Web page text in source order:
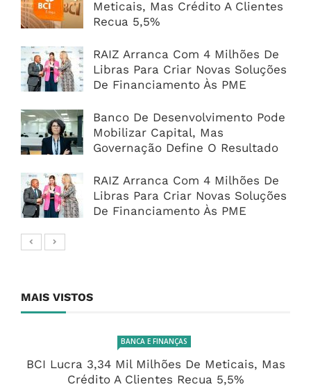
Meticais, Mas Crédito A Clientes
Recua 5,5%
RAIZ Arranca Com 4 Milhões De
Libras Para Criar Novas Soluções
De Financiamento Às PME
Banco De Desenvolvimento Pode
Mobilizar Capital, Mas
Governação Define O Resultado
RAIZ Arranca Com 4 Milhões De
Libras Para Criar Novas Soluções
De Financiamento Às PME
MAIS VISTOS
BANCA E FINANÇAS
BCI Lucra 3,34 Mil Milhões De Meticais, Mas
Crédito A Clientes Recua 5,5%